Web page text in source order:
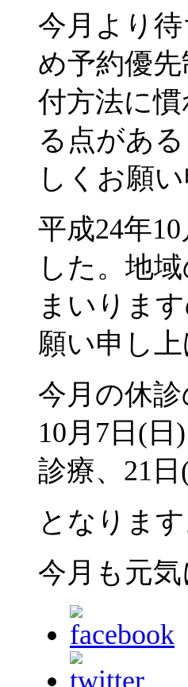
今月より
め予約優
付方法に
る点があ
しくお願
平成24年
した。地
まいりま
願い申し上
今月の休
10月7日(
診療、21
となります
今月も元